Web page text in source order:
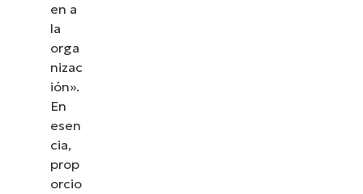
en a
la
orga
nizac
ión».
En
esen
cia,
prop
orcio